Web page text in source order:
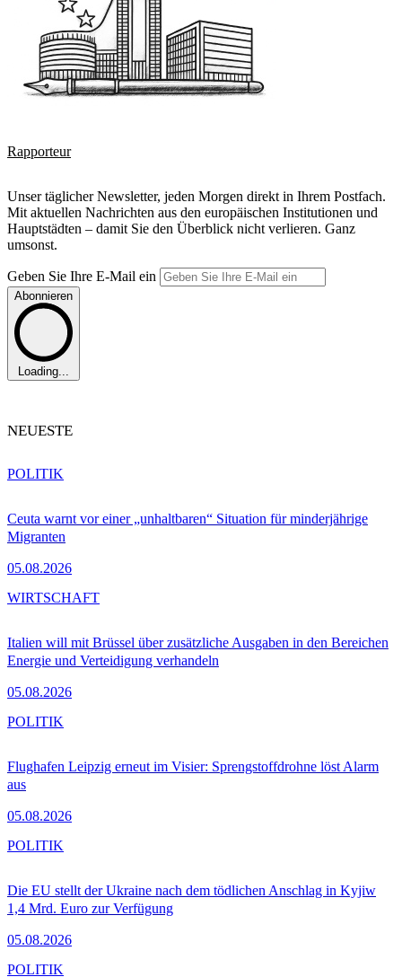
Rapporteur
Unser täglicher Newsletter, jeden Morgen direkt in Ihrem Postfach.
Mit aktuellen Nachrichten aus den europäischen Institutionen und
Hauptstädten – damit Sie den Überblick nicht verlieren. Ganz
umsonst.
Geben Sie Ihre E-Mail ein
Abonnieren
Loading...
NEUESTE
Ceuta warnt vor einer „unhaltbaren“ Situation für minderjährige
Migranten
05.08.2026
POLITIK
Italien will mit Brüssel über zusätzliche Ausgaben in den Bereichen
Energie und Verteidigung verhandeln
05.08.2026
WIRTSCHAFT
Flughafen Leipzig erneut im Visier: Sprengstoffdrohne löst Alarm
aus
05.08.2026
POLITIK
Die EU stellt der Ukraine nach dem tödlichen Anschlag in Kyjiw
1,4 Mrd. Euro zur Verfügung
05.08.2026
POLITIK
POLITIK